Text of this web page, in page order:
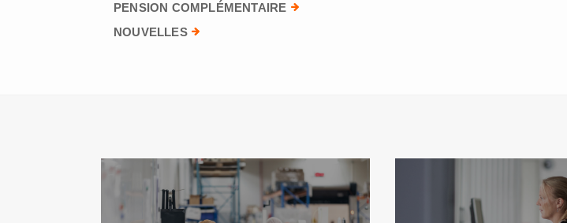
PENSION COMPLÉMENTAIRE
NOUVELLES